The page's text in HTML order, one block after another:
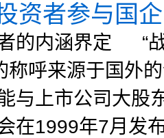
资者参与国
内涵界定 “战
称呼来源于国外
与上市公司大股
在1999年7月发